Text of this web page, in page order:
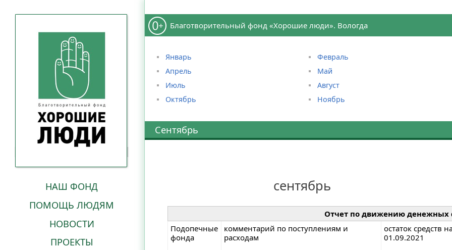
НАШ ФОНД
ПОМОЩЬ ЛЮДЯМ
НОВОСТИ
ПРОЕКТЫ
Благотворительный фонд «Хорошие люди». Вологда
Январь Февраль
Апрель
Май
Июль
Август
Октябрь
Ноябрь
Сентябрь
сентябрь
Отчет по движению денежных
Подопечные
фонда
комментарий по поступлениям и
расходам
остаток средств
01.09.2021